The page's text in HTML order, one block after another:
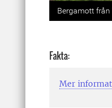
Previous
Bergamott från
Fakta:
Mer